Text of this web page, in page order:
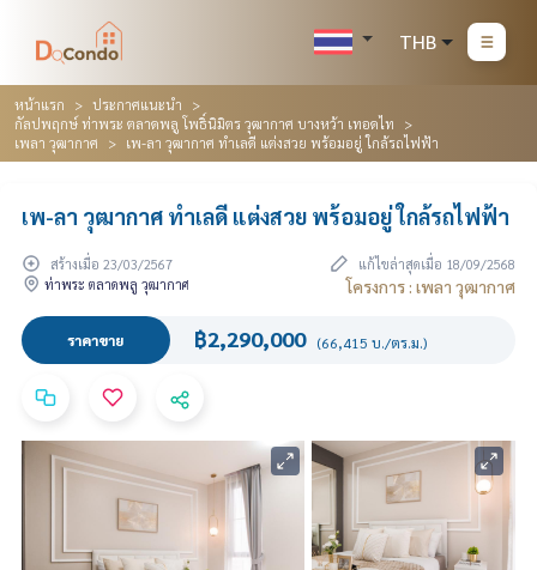
THB
หน้าแรก
ประกาศแนะนำ
กัลปพฤกษ์ ท่าพระ ตลาดพลู โพธิ์นิมิตร วุฒากาศ บางหว้า เทอดไท
เพลา วุฒากาศ
เพ-ลา วุฒากาศ ทำเลดี แต่งสวย พร้อมอยู่ ใกล้รถไฟฟ้า
เพ-ลา วุฒากาศ ทำเลดี แต่งสวย พร้อมอยู่ ใกล้รถไฟฟ้า
สร้างเมื่อ 23/03/2567
แก้ไขล่าสุดเมื่อ 18/09/2568
ท่าพระ ตลาดพลู วุฒากาศ
โครงการ : เพลา วุฒากาศ
ราคาขาย ฿2,290,000 (66,415 บ./ตร.ม.)